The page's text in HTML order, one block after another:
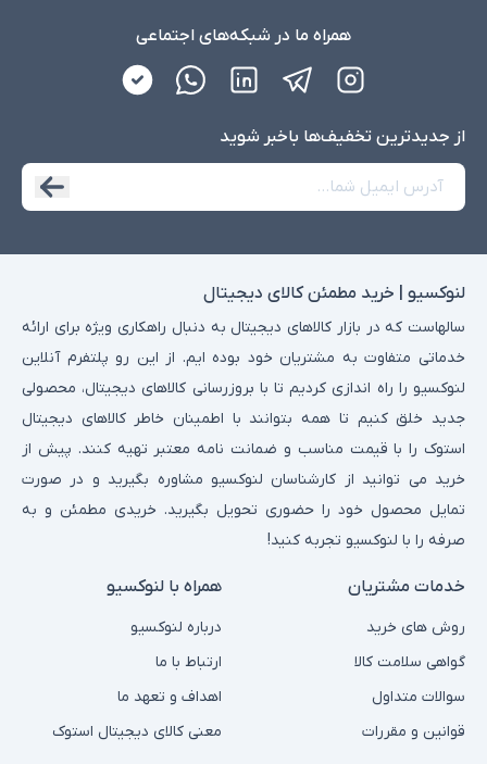
همراه ما در شبکه‌های اجتماعی
از جدید‌ترین تخفیف‌ها با‌خبر شوید
لنوکسیو | خرید مطمئن کالای دیجیتال
سالهاست که در بازار کالاهای دیجیتال به دنبال راهکاری ویژه برای ارائه
خدماتی متفاوت به مشتریان خود بوده ایم. از این رو پلتفرم آنلاین
لنوکسیو را راه اندازی کردیم تا با بروزرسانی کالاهای دیجیتال، محصولی
جدید خلق کنیم تا همه بتوانند با اطمینان خاطر کالاهای دیجیتال
استوک را با قیمت مناسب و ضمانت نامه معتبر تهیه کنند. پیش از
خرید می توانید از کارشناسان لنوکسیو مشاوره بگیرید و در صورت
تمایل محصول خود را حضوری تحویل بگیرید. خریدی مطمئن و به
صرفه را با لنوکسیو تجربه کنید!
خدمات مشتریان
روش های خرید
گواهی سلامت کالا
سوالات متداول
قوانین و مقررات
همراه با لنوکسیو
درباره لنوکسیو
ارتباط با ما
اهداف و تعهد ما
معنی کالای دیجیتال استوک